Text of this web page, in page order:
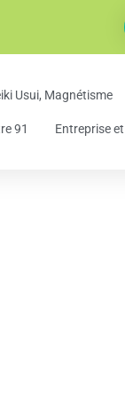
Usui, Magnétisme
91 Entreprise